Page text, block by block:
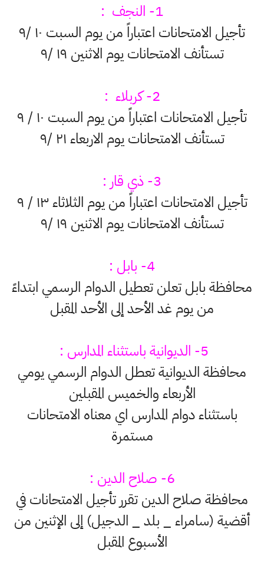
1- النجف :
تأجيل الامتحانات اعتباراً من يوم السبت ١٠ /٩
تستأنف الامتحانات يوم الاثنين ١٩ /٩
2- كربلاء :
تأجيل الامتحانات اعتباراً من يوم السبت ١٠ / ٩
تستأنف الامتحانات يوم الاربعاء ٢١ /٩
3- ذي قار :
تأجيل الامتحانات اعتباراً من يوم الثلاثاء ١٣ / ٩
تستأنف الامتحانات يوم الاثنين ١٩ /٩
4- بابل :
محافظة بابل تعلن تعطيل الدوام الرسمي ابتداءً
من يوم غد الأحد إلى الأحد المقبل
5- الديوانية باستثناء المدارس :
محافظة الديوانية تعطل الدوام الرسمي يومي
الأربعاء والخميس المقبلين
باستثناء دوام المدارس اي معناه الامتحانات
مستمرة
6- صلاح الدين :
محافظة صلاح الدين تقرر تأجيل الامتحانات في
أقضية (سامراء _ بلد _ الدجيل) إلى الإثنين من
الأسبوع المقبل